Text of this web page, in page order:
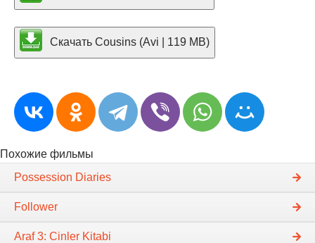
Скачать Cousins (Avi | 119 MB)
Похожие фильмы
Possession Diaries
Follower
Araf 3: Cinler Kitabi